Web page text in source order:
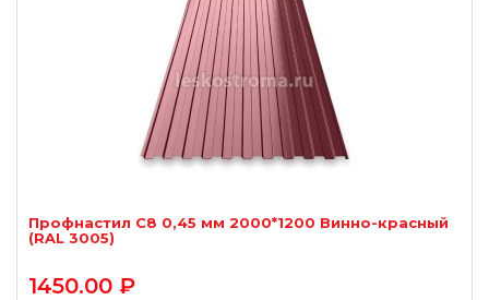
Профнастил С8 0,45 мм 2000*1200 Винно-красный
(RAL 3005)
1450.00 ₽